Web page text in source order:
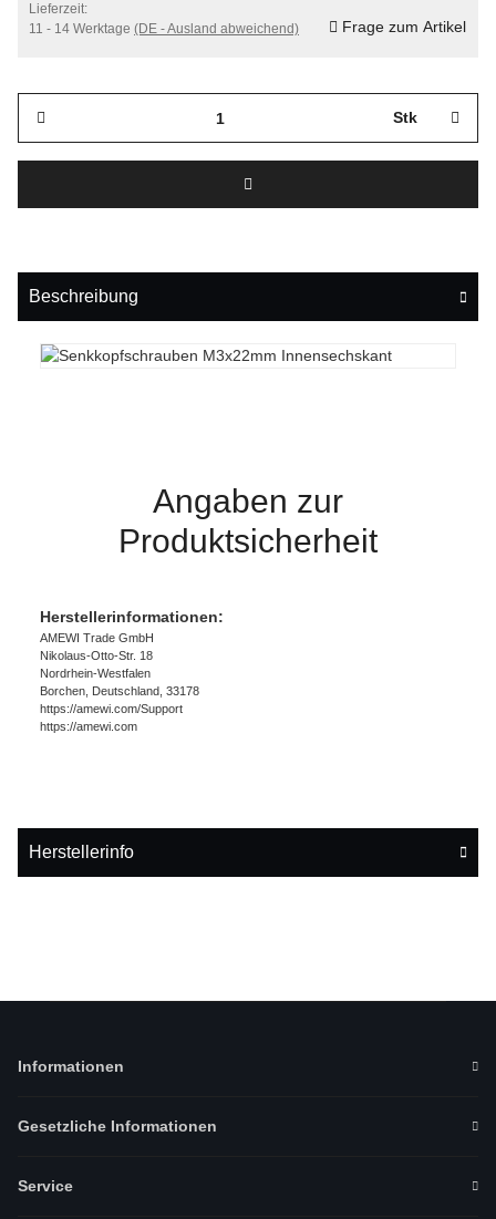
Lieferzeit:
11 - 14 Werktage (DE - Ausland abweichend) Frage zum Artikel
Stk
Beschreibung
Angaben zur
Produktsicherheit
Herstellerinformationen:
AMEWI Trade GmbH
Nikolaus-Otto-Str. 18
Nordrhein-Westfalen
Borchen, Deutschland, 33178
https://amewi.com/Support
https://amewi.com
Herstellerinfo
Informationen
Gesetzliche Informationen
Service